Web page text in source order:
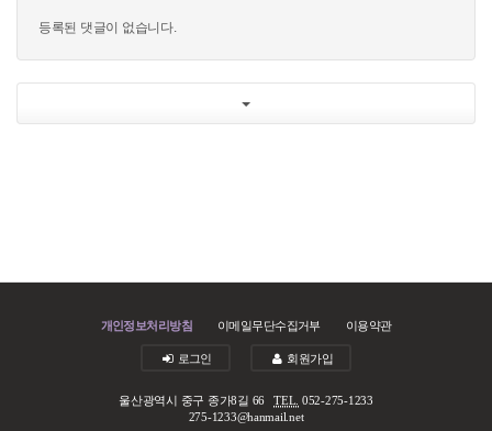
등록된 댓글이 없습니다.
개인정보처리방침 이메일무단수집거부 이용약관
로그인 회원가입
울산광역시 중구 종가8길 66TEL. 052-275-1233
275-1233@hanmail.net